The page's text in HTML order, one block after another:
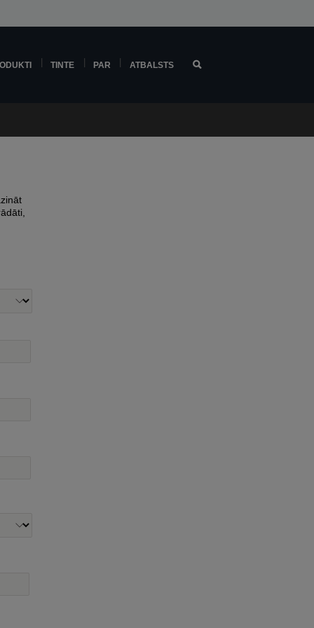
TINTE PAR ATBALSTS